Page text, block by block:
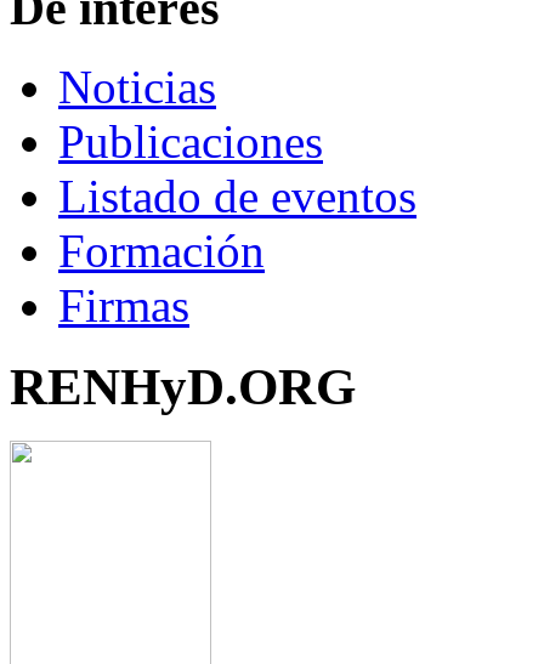
Noticias
Publicaciones
Listado de eventos
Formación
Firmas
RENHyD.ORG